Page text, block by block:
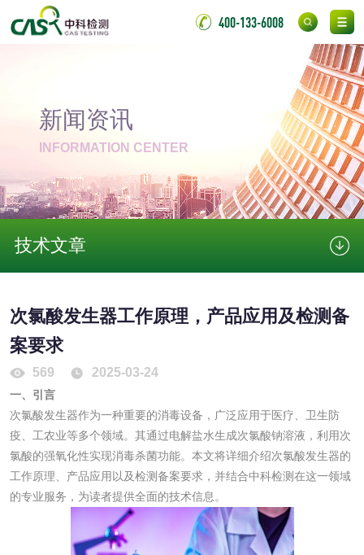
400-133-6008
新闻资讯
INFORMATION CENTER
技术文章
次氯酸发生器工作原理，产品应用及检测备
案要求
569 2025-03-24
一、引言
次氯酸发生器作为一种重要的消毒设备，广泛应用于医疗、卫生防
疫、工农业等多个领域。其通过电解盐水生成次氯酸钠溶液，利用次
氯酸的强氧化性实现消毒杀菌功能。本文将详细介绍次氯酸发生器的
工作原理、产品应用以及检测备案要求，并结合中科检测在这一领域
的专业服务，为读者提供全面的技术信息。
应试验
皮肤光变态反应试
洗涤剂检测
花露水检测 蚊香液检测
清洗剂检测 日化产品毒理检测
工业乳状氢氧化钙
检测
铝酸钙检测
三氯异氰尿酸检测
碳酸钙检测